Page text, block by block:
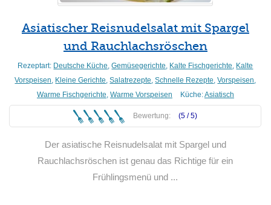
Asiatischer Reisnudelsalat mit Spargel
und Rauchlachsröschen
Rezeptart: Deutsche Küche,Gemüsegerichte, Kalte Fischgerichte, Kalte
Vorspeisen, Kleine Gerichte,Salatrezepte,Schnelle Rezepte,Vorspeisen,
Warme Fischgerichte, Warme Vorspeisen Küche:Asiatisch
Bewertung: (5 /5)
Der asiatische Reisnudelsalat mit Spargel und
Rauchlachsröschen ist genau das Richtige für ein
Frühlingsmenü und ...